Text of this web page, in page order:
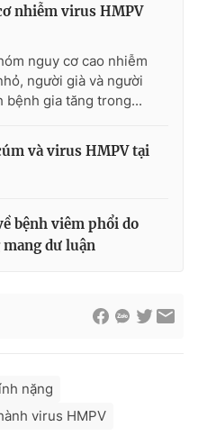
nhiễm virus HMPV
nguy cơ cao nhiễm
người già và người
bệnh gia tăng trong...
và virus HMPV tại
bệnh viêm phổi do
dư luận
nặng
virus HMPV